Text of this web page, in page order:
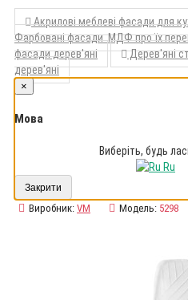
Акрилові меблеві фасади для
Фарбовані фасади МДФ про їх
фасади дерев'яні
Дерев'яні
дерев'яні
×
Мова
Виберіть, будь
Ru
Закрити
Виробник: VM Модель: 5298